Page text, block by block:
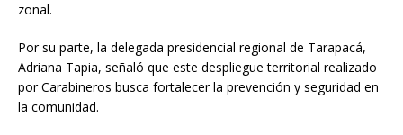
zonal.
Por su parte, la delegada presidencial regional de Tarapacá,
Adriana Tapia, señaló que este despliegue territorial realizado
por Carabineros busca fortalecer la prevención y seguridad en
la comunidad.